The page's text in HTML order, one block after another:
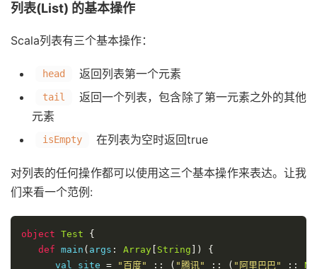
列表(List) 的基本操作
Scala列表有三个基本操作：
head 返回列表第一个元素
tail
返回一个列表，包含除了第一元素之外的其他
元素
isEmpty 在列表为空时返回true
对列表的任何操作都可以使用这三个基本操作来表达。让我
们来看一个范例:
object Test
{
def main ( args : Array String ])
{
      val site
= "百度" :: ( "腾讯" :: ( "阿里巴巴" ::